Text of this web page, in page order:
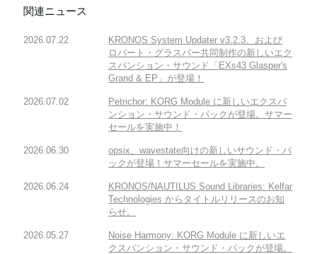
関連ニュース
2026.07.22
KRONOS System Updater v3.2.3、および
ロバート・グラスパー共同制作の新しいエク
スパンション・サウンド「EXs43 Glasper's
Grand & EP」が登場！
2026.07.02
Petrichor: KORG Module に新しいエクスパ
ンション・サウンド・パックが登場。サマー
セールを実施中！
2026.06.30
opsix、wavestate向けの新しいサウンド・パ
ックが登場！サマーセールを実施中。
2026.06.24
KRONOS/NAUTILUS Sound Libraries: Kelfar
Technologies からタイトルリリースのお知
らせ。
2026.05.27
Noise Harmony: KORG Module に新しいエ
クスパンション・サウンド・パックが登場。